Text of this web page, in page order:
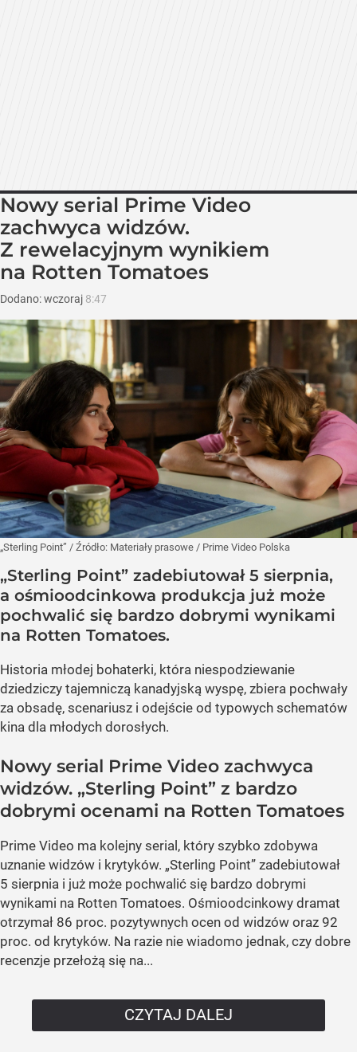
Nowy serial Prime Video
zachwyca widzów.
Z rewelacyjnym wynikiem
na Rotten Tomatoes
Dodano:wczoraj 8:47
„Sterling Point” / Źródło: Materiały prasowe / Prime Video Polska
„Sterling Point” zadebiutował 5 sierpnia,
a ośmioodcinkowa produkcja już może
pochwalić się bardzo dobrymi wynikami
na Rotten Tomatoes.
Historia młodej bohaterki, która niespodziewanie
dziedziczy tajemniczą kanadyjską wyspę, zbiera pochwały
za obsadę, scenariusz i odejście od typowych schematów
kina dla młodych dorosłych.
Nowy serial Prime Video zachwyca
widzów. „Sterling Point” z bardzo
dobrymi ocenami na Rotten Tomatoes
Prime Video ma kolejny serial, który szybko zdobywa
uznanie widzów i krytyków. „Sterling Point” zadebiutował
5 sierpnia i już może pochwalić się bardzo dobrymi
wynikami na Rotten Tomatoes. Ośmioodcinkowy dramat
otrzymał 86 proc. pozytywnych ocen od widzów oraz 92
proc. od krytyków. Na razie nie wiadomo jednak, czy dobre
recenzje przełożą się na...
CZYTAJ DALEJ